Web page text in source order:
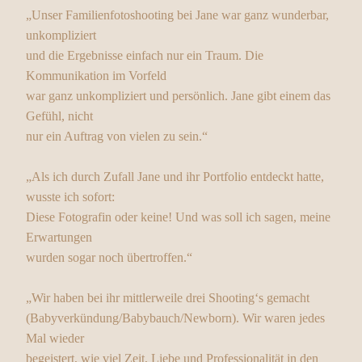
„Unser Familienfotoshooting bei Jane war ganz wunderbar,
unkompliziert
und die Ergebnisse einfach nur ein Traum. Die
Kommunikation im Vorfeld
war ganz unkompliziert und persönlich. Jane gibt einem das
Gefühl, nicht
nur ein Auftrag von vielen zu sein.“
„Als ich durch Zufall Jane und ihr Portfolio entdeckt hatte,
wusste ich sofort:
Diese Fotografin oder keine! Und was soll ich sagen, meine
Erwartungen
wurden sogar noch übertroffen.“
„Wir haben bei ihr mittlerweile drei Shooting‘s gemacht
(Babyverkündung/Babybauch/Newborn). Wir waren jedes
Mal wieder
begeistert, wie viel Zeit, Liebe und Professionalität in den